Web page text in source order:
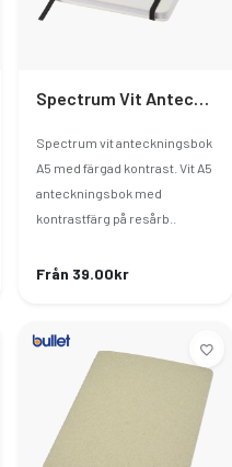
Spectrum Vit Anteckningsbok A5 Med Färgad Kontrast
Spectrum vit anteckningsbok
A5 med färgad kontrast. Vit A5
anteckningsbok med
kontrastfärg på resårb..
Från 39.00kr